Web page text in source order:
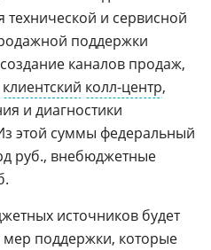
технической и сервисной
поддержки
каналов продаж,
клиентский колл-центр,
и диагностики
этой суммы федеральный
руб., внебюджетные
источников будет
поддержки, которые